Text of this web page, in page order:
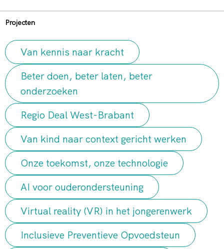
Projecten
Van kennis naar kracht
Beter doen, beter laten, beter
onderzoeken
Regio Deal West-Brabant
Van kind naar context gericht werken
Onze toekomst, onze technologie
AI voor ouderondersteuning
Virtual reality (VR) in het jongerenwerk
Inclusieve Preventieve Opvoedsteun